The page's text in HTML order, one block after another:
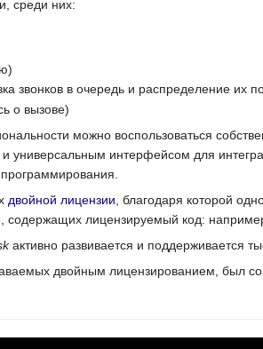
среди них:
звонков в очередь и распределение их
о вызове)
можно воспользоваться
универсальным интерфейсом для
двойной лицензии , благодаря которой
содержащих лицензируемый код:
активно развивается и поддерживается
двойным лицензированием, был